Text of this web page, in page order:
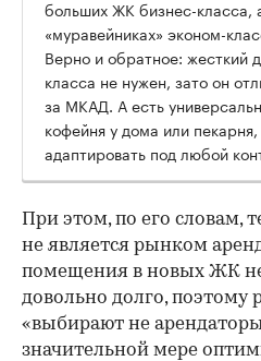
больших ЖК бизнес-класса,
«муравейниках» эконом-
Верно и обратное: жесткий
класса не нужен, зато он
за МКАД. А есть
кофейня у дома или
адаптировать под любой
При этом, по его словам,
не является рынком
помещения в новых ЖК не
довольно долго, поэтому
«выбирают не
значительной мере